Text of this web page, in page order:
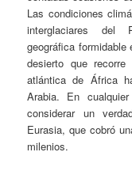
Las condiciones
interglaciares del
geográfica
desierto que
atlántica de África
Arabia. En
considerar un
Eurasia, que cobró
milenios.